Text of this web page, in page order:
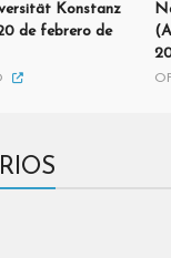
Konstanz
de febrero de